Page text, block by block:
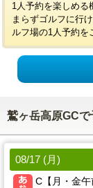
1人予約を楽しめる
まらずゴルフに行
ルフ場の1人予約を
鷲ヶ岳高原GC
08/17 (月)
C【月・金